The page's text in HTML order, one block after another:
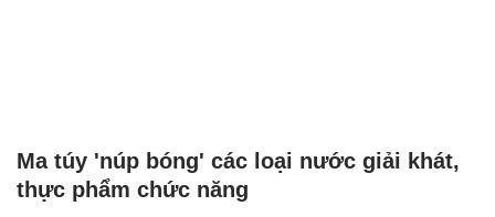
Ma túy 'núp bóng' các loại nước giải khát,
thực phẩm chức năng